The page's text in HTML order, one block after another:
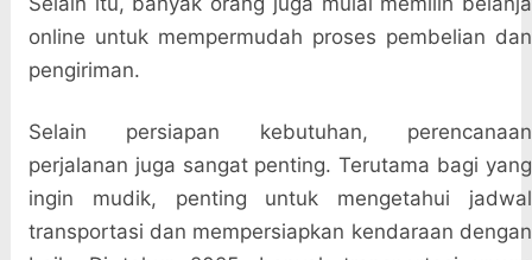
online untuk mempermudah proses pembelian dan
pengiriman.
Selain persiapan kebutuhan, perencanaan
perjalanan juga sangat penting. Terutama bagi yang
ingin mudik, penting untuk mengetahui jadwal
transportasi dan mempersiapkan kendaraan dengan